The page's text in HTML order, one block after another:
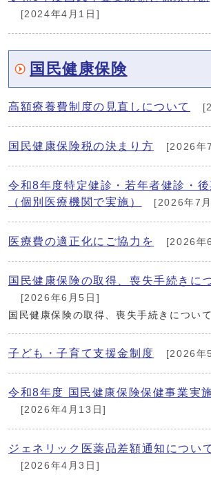
[2024年4月1日]
国民健康保険
高額療養費制度の見直しについて
国民健康保険税の決まり方 [2026年
令和8年度特定健診・若年者健診・
（個別医療機関で実施）
[2026年7
医療費の適正化にご協力を [2026年
国民健康保険の取得、喪失手続きに
[2026年6月5日]
国民健康保険の取得、喪失手続きについて
子ども・子育て支援金制度 [2026年
令和8年度 国民健康保険保健事業実
[2026年4月13日]
ジェネリック医薬品差額通知につい
[2026年4月3日]